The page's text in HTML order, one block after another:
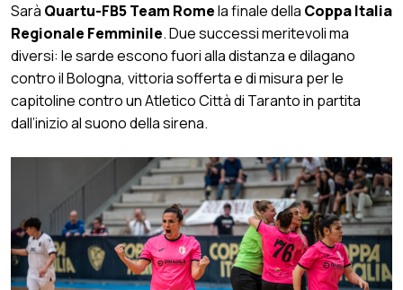
Sarà Quartu-FB5 Team Romela finale della Coppa Italia
Regionale Femminile. Due successi meritevoli ma
diversi: le sarde escono fuori alla distanza e dilagano
contro il Bologna, vittoria sofferta e di misura per le
capitoline contro un Atletico Città di Taranto in partita
dall’inizio al suono della sirena.